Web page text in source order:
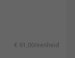
€ 61,00/eenheid